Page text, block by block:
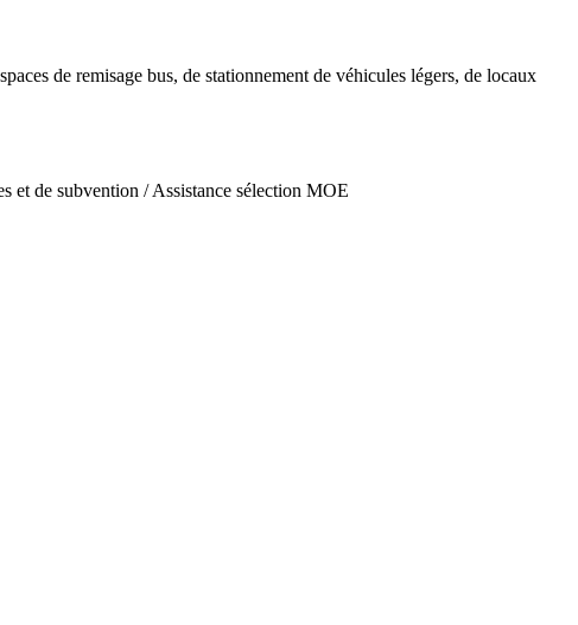
de remisage bus, de stationnement de véhicules légers, de locaux
et de subvention / Assistance sélection MOE